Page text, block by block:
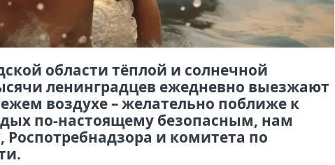
области тёплой и солнечной
ленинградцев ежедневно выезжают
воздухе – желательно поближе к
по-настоящему безопасным, нам
и комитета по